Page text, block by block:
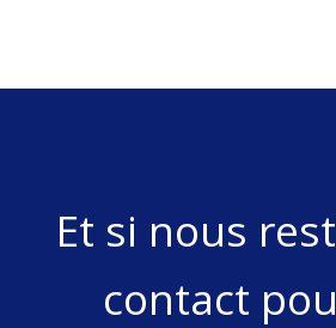
Et si nous
contact